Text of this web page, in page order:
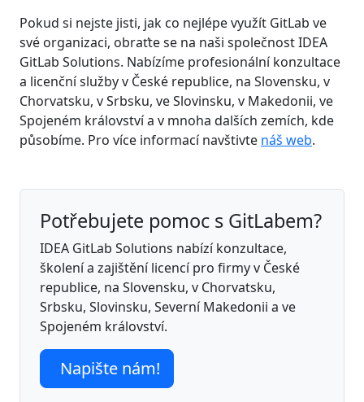
Pokud si nejste jisti, jak co nejlépe využít GitLab ve
své organizaci, obraťte se na naši společnost IDEA
GitLab Solutions. Nabízíme profesionální konzultace
a licenční služby v České republice, na Slovensku, v
Chorvatsku, v Srbsku, ve Slovinsku, v Makedonii, ve
Spojeném království a v mnoha dalších zemích, kde
působíme. Pro více informací navštivte náš web.
Potřebujete pomoc s GitLabem?
IDEA GitLab Solutions nabízí konzultace,
školení a zajištění licencí pro firmy v České
republice, na Slovensku, v Chorvatsku,
Srbsku, Slovinsku, Severní Makedonii a ve
Spojeném království.
Napište nám!